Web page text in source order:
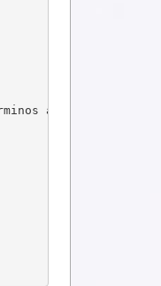
al lado derecho